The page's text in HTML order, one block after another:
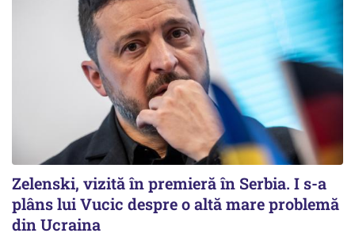
Zelenski, vizită în premieră în Serbia. I s-a
plâns lui Vucic despre o altă mare problemă
din Ucraina